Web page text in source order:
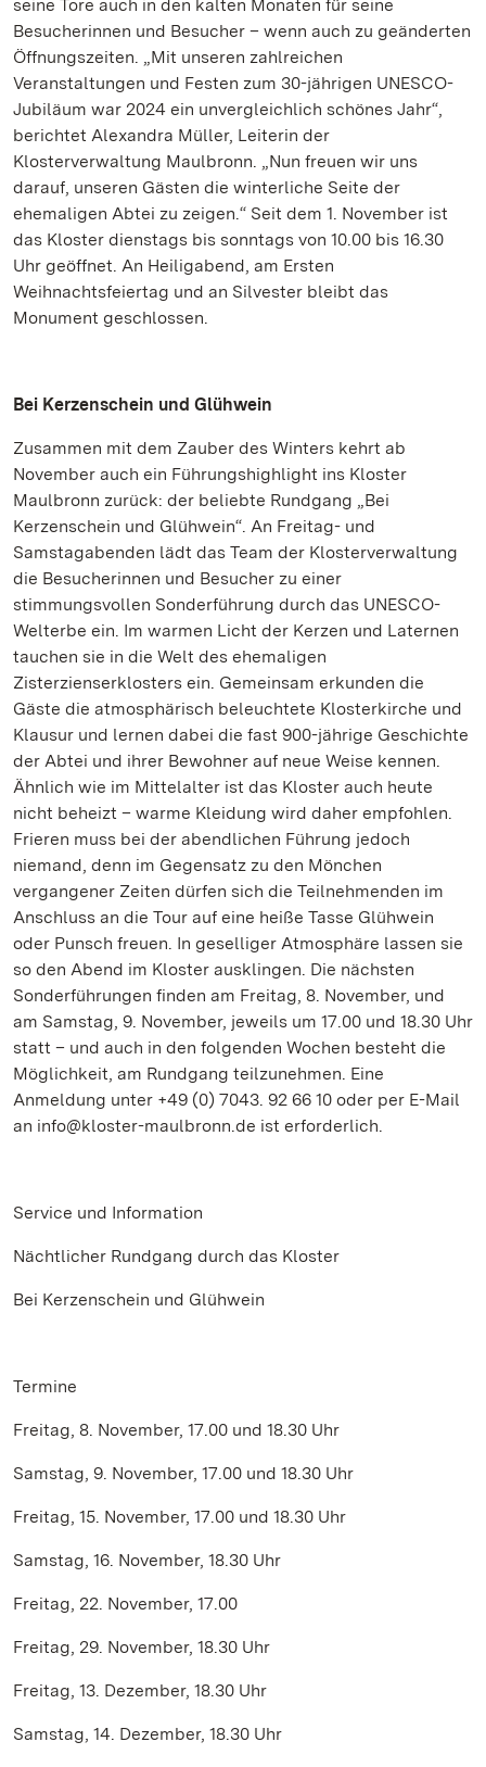
seine Tore auch in den kalten Monaten für seine
Besucherinnen und Besucher – wenn auch zu geänderten
Öffnungszeiten. „Mit unseren zahlreichen
Veranstaltungen und Festen zum 30-jährigen UNESCO-
Jubiläum war 2024 ein unvergleichlich schönes Jahr“,
berichtet Alexandra Müller, Leiterin der
Klosterverwaltung Maulbronn. „Nun freuen wir uns
darauf, unseren Gästen die winterliche Seite der
ehemaligen Abtei zu zeigen.“ Seit dem 1. November ist
das Kloster dienstags bis sonntags von 10.00 bis 16.30
Uhr geöffnet. An Heiligabend, am Ersten
Weihnachtsfeiertag und an Silvester bleibt das
Monument geschlossen.
Bei Kerzenschein und Glühwein
Zusammen mit dem Zauber des Winters kehrt ab
November auch ein Führungshighlight ins Kloster
Maulbronn zurück: der beliebte Rundgang „Bei
Kerzenschein und Glühwein“. An Freitag- und
Samstagabenden lädt das Team der Klosterverwaltung
die Besucherinnen und Besucher zu einer
stimmungsvollen Sonderführung durch das UNESCO-
Welterbe ein. Im warmen Licht der Kerzen und Laternen
tauchen sie in die Welt des ehemaligen
Zisterzienserklosters ein. Gemeinsam erkunden die
Gäste die atmosphärisch beleuchtete Klosterkirche und
Klausur und lernen dabei die fast 900-jährige Geschichte
der Abtei und ihrer Bewohner auf neue Weise kennen.
Ähnlich wie im Mittelalter ist das Kloster auch heute
nicht beheizt – warme Kleidung wird daher empfohlen.
Frieren muss bei der abendlichen Führung jedoch
niemand, denn im Gegensatz zu den Mönchen
vergangener Zeiten dürfen sich die Teilnehmenden im
Anschluss an die Tour auf eine heiße Tasse Glühwein
oder Punsch freuen. In geselliger Atmosphäre lassen sie
so den Abend im Kloster ausklingen. Die nächsten
Sonderführungen finden am Freitag, 8. November, und
am Samstag, 9. November, jeweils um 17.00 und 18.30 Uhr
statt – und auch in den folgenden Wochen besteht die
Möglichkeit, am Rundgang teilzunehmen. Eine
Anmeldung unter +49 (0) 7043. 92 66 10 oder per E-Mail
an info@kloster-maulbronn.de ist erforderlich.
Service und Information
Nächtlicher Rundgang durch das Kloster
Bei Kerzenschein und Glühwein
Termine
Freitag, 8. November, 17.00 und 18.30 Uhr
Samstag, 9. November, 17.00 und 18.30 Uhr
Freitag, 15. November, 17.00 und 18.30 Uhr
Samstag, 16. November, 18.30 Uhr
Freitag, 22. November, 17.00
Freitag, 29. November, 18.30 Uhr
Freitag, 13. Dezember, 18.30 Uhr
Samstag, 14. Dezember, 18.30 Uhr